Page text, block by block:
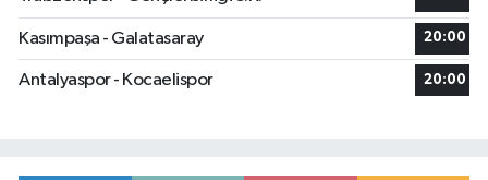
Kasımpaşa - Galatasaray 20:00
Antalyaspor - Kocaelispor 20:00